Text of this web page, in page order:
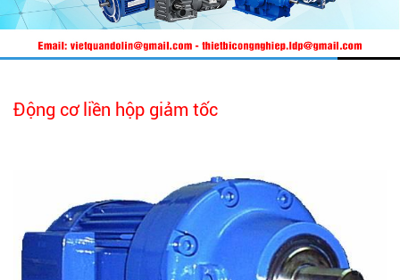
Động cơ liền hộp giảm tốc